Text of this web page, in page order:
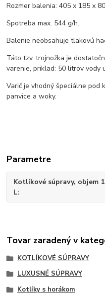
Rozmer balenia: 405 x 185 x
Spotreba max. 544 g/h.
Balenie neobsahuje tlakovú
Táto tzv. trojnožka je
varenie, priklad: 50 litrov vody
Varič je vhodný špeciálne pod
panvice a woky.
Parametre
Kotlíkové súpravy, objem
L
Tovar zaradený v
KOTLÍKOVÉ SÚPRAVY
LUXUSNÉ SÚPRAVY
Kotlíky s horákom